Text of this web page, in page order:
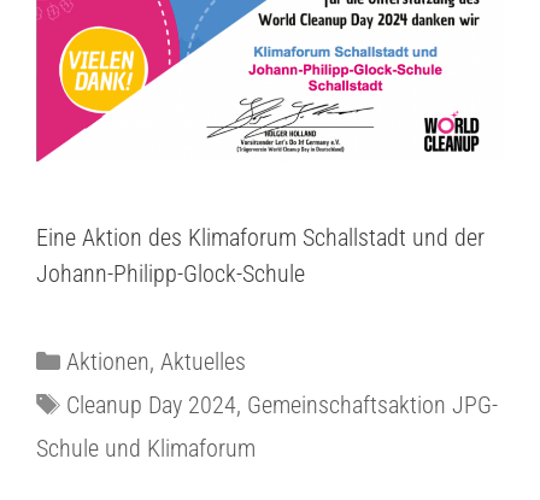
Eine Aktion des Klimaforum Schallstadt und der
Johann-Philipp-Glock-Schule
Aktionen, Aktuelles
Cleanup Day 2024, Gemeinschaftsaktion JPG-
Schule und Klimaforum